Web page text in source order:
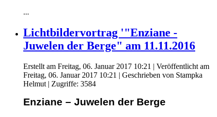
...
Lichtbildervortrag '"Enziane -
Juwelen der Berge" am 11.11.2016
Erstellt am Freitag, 06. Januar 2017 10:21 | Veröffentlicht am
Freitag, 06. Januar 2017 10:21 | Geschrieben von Stampka
Helmut | Zugriffe: 3584
Enziane – Juwelen der Berge